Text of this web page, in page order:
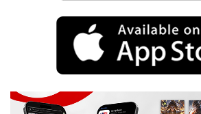
Sảng Văn